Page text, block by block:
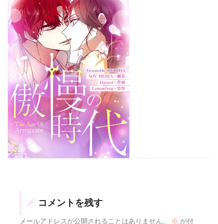
コメントを残す
メールアドレスが公開されることはありません。 ※ が付